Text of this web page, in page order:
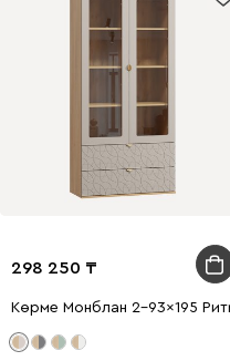
298 250
Көрме Монблан 2-93x195